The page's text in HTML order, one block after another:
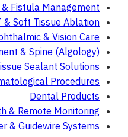
Fistula Management
& Soft Tissue Ablation
& Vision Care
& Spine (Algology)
Sealant Solutions
Procedures
Dental Products
& Remote Monitoring
& Guidewire Systems